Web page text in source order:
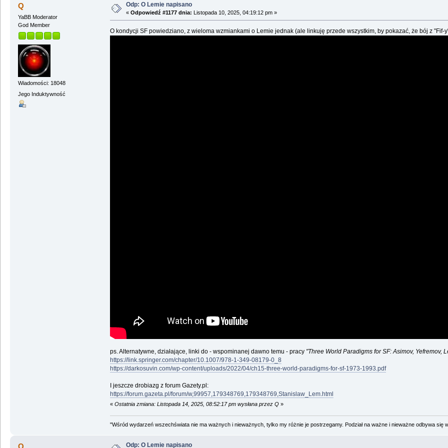
Q
YaBB Moderator
God Member
Wiadomości: 18048
Jego Induktywność
Odp: O Lemie napisano
« Odpowiedź #1177 dnia: Listopada 10, 2025, 04:19:12 pm »
O kondycji SF powiedziano, z wieloma wzmiankami o Lemie jednak (ale linkuję przede wszystkim, by pokazać, że bój z "Fif-
ps. Alternatywne, działające, linki do - wspominanej dawno temu - pracy "Three World Paradigms for SF: Asimov, Yefremov,
https://link.springer.com/chapter/10.1007/978-1-349-08179-0_8
https://darkosuvin.com/wp-content/uploads/2022/04/ch15-three-world-paradigms-for-sf-1973-1993.pdf
I jeszcze drobiazg z forum Gazety.pl:
https://forum.gazeta.pl/forum/w,99957,179348769,179348769,Stanislaw_Lem.html
« Ostatnia zmiana: Listopada 14, 2025, 08:52:17 pm wysłana przez Q»
"Wśród wydarzeń wszechświata nie ma ważnych i nieważnych, tylko my różnie je postrzegamy. Podział na ważne i nieważne odbywa się
Odp: O Lemie napisano